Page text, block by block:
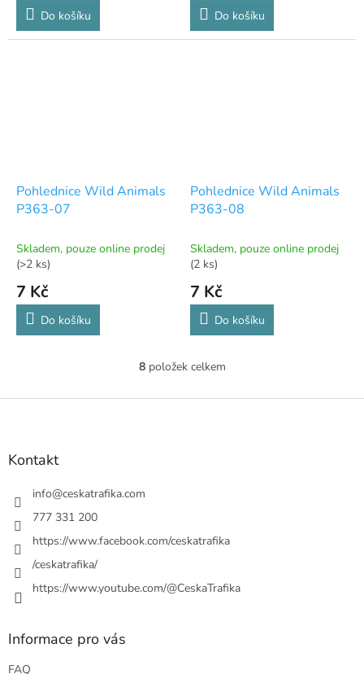
Do košíku Do košíku
Pohlednice Wild Animals
P363-07
Skladem, pouze online prodej
(>2 ks)
7 Kč
Do košíku
Pohlednice Wild Animals
P363-08
Skladem, pouze online prodej
(2 ks)
7 Kč
Do košíku
O
l
k
ý
8položek celkem
Z
Kontakt
info@ceskatrafika.com
777 331 200
https://www.facebook.com/ceskatrafika
/ceskatrafika/
https://www.youtube.com/@CeskaTrafika
Informace pro vás
FAQ